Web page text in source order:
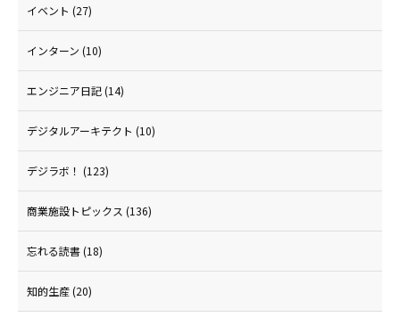
イベント (27)
インターン (10)
エンジニア日記(14)
デジタルアーキテクト (10)
デジラボ！ (123)
商業施設トピックス (136)
忘れる読書(18)
知的生産(20)